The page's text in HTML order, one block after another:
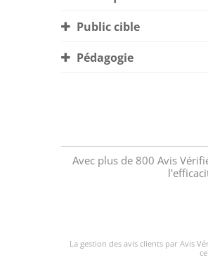
Public cible
Pédagogie
Avec plus de 800 Avis
La gestion des avis clients par Avis